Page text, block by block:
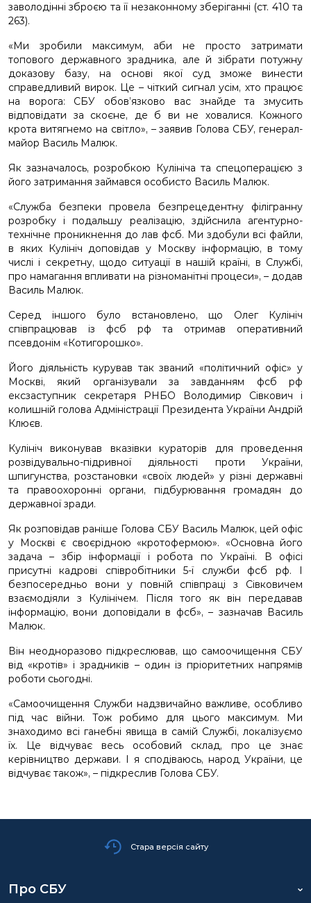
заволодінні зброєю та її незаконному зберіганні (ст. 410 та
263).
«Ми зробили максимум, аби не просто затримати
топового державного зрадника, але й зібрати потужну
доказову базу, на основі якої суд зможе винести
справедливий вирок. Це – чіткий сигнал усім, хто працює
на ворога: СБУ обов’язково вас знайде та змусить
відповідати за скоєне, де б ви не ховалися. Кожного
крота витягнемо на світло», – заявив Голова СБУ, генерал-
майор Василь Малюк.
Як зазначалось, розробкою Кулініча та спецоперацією з
його затримання займався особисто Василь Малюк.
«Служба безпеки провела безпрецедентну філігранну
розробку і подальшу реалізацію, здійснила агентурно-
технічне проникнення до лав фсб. Ми здобули всі файли,
в яких Кулініч доповідав у Москву інформацію, в тому
числі і секретну, щодо ситуації в нашій країні, в Службі,
про намагання впливати на різноманітні процеси», – додав
Василь Малюк.
Серед іншого було встановлено, що Олег Кулініч
співпрацював із фсб рф та отримав оперативний
псевдонім «Котигорошко».
Його діяльність курував так званий «політичний офіс» у
Москві, який організували за завданням фсб рф
ексзаступник секретаря РНБО Володимир Сівкович і
колишній голова Адміністрації Президента України Андрій
Клюєв.
Кулініч виконував вказівки кураторів для проведення
розвідувально-підривної діяльності проти України,
шпигунства, розстановки «своїх людей» у різні державні
та правоохоронні органи, підбурювання громадян до
державної зради.
Як розповідав раніше Голова СБУ Василь Малюк, цей офіс
у Москві є своєрідною «кротофермою». «Основна його
задача – збір інформації і робота по Україні. В офісі
присутні кадрові співробітники 5-ї служби фсб рф. І
безпосередньо вони у повній співпраці з Сівковичем
взаємодіяли з Кулінічем. Після того як він передавав
інформацію, вони доповідали в фсб», – зазначав Василь
Малюк.
Він неодноразово підкреслював, що самоочищення СБУ
від «кротів» і зрадників – один із пріоритетних напрямів
роботи сьогодні.
«Самоочищення Служби надзвичайно важливе, особливо
під час війни. Тож робимо для цього максимум. Ми
знаходимо всі ганебні явища в самій Службі, локалізуємо
їх. Це відчуває весь особовий склад, про це знає
керівництво держави. І я сподіваюсь, народ України, це
відчуває також», – підкреслив Голова СБУ.
Стара версія сайту
Про СБУ